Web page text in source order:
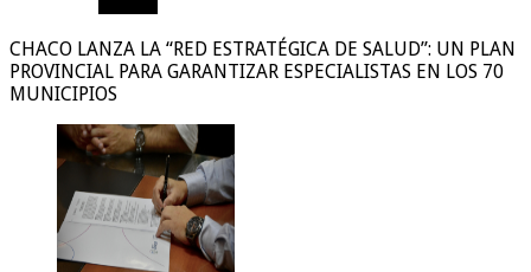
CHACO LANZA LA “RED ESTRATÉGICA DE SALUD”: UN PLAN
PROVINCIAL PARA GARANTIZAR ESPECIALISTAS EN LOS 70
MUNICIPIOS